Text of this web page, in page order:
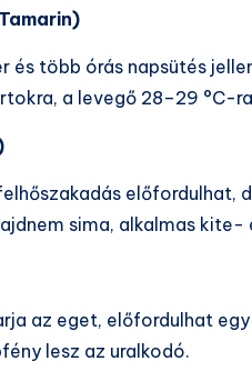
és több órás napsütés
a levegő 28–29 °C-
előfordulhat,
sima, alkalmas
az eget, előfordulhat
lesz az uralkodó.